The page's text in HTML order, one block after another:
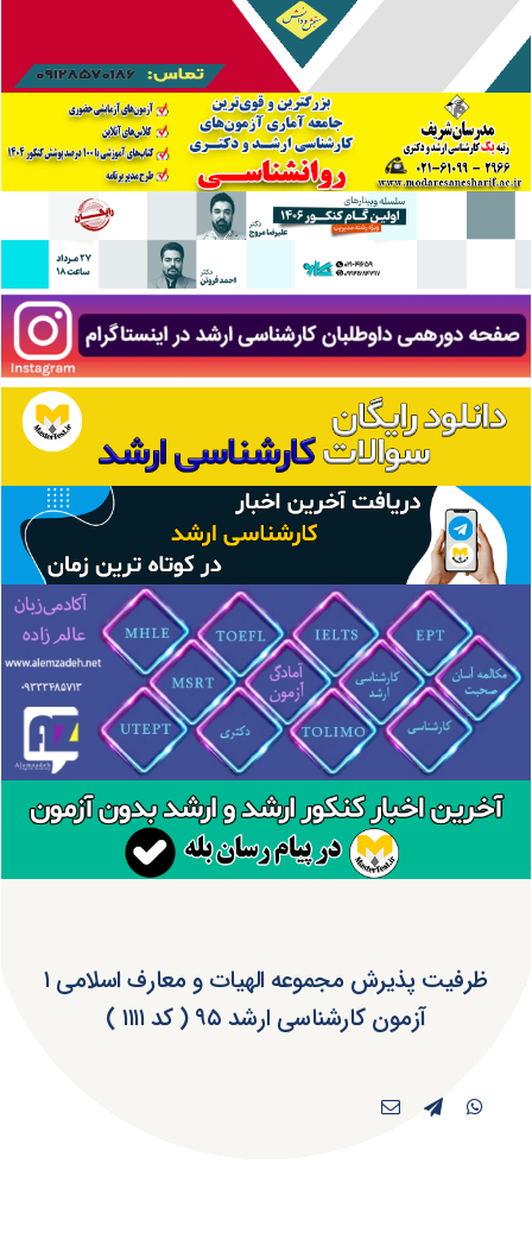
ظرفیت پذیرش مجموعه الهیات و معارف اسلامی ۱
آزمون کارشناسی ارشد ۹۵ ( کد ۱۱۱۱ )